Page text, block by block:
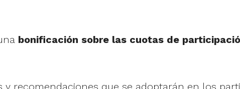
bonificación sobre las cuotas de
y recomendaciones que se adoptarán en los